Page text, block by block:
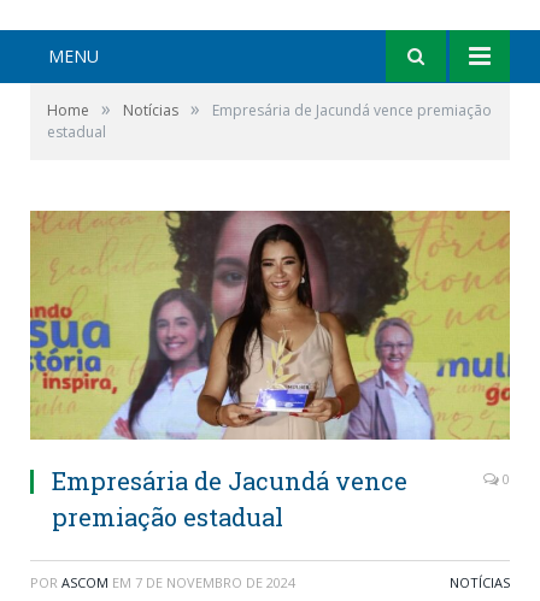
MENU
Home » Notícias »
Empresária de Jacundá vence premiação
estadual
Empresária de Jacundá vence
premiação estadual
0
POR ASCOM EM 7 DE NOVEMBRO DE 2024 NOTÍCIAS